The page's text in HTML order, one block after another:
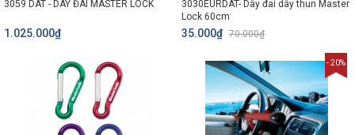
3059 DAT - DÂY ĐAI MASTER LOCK
1.025.000₫
3030EURDAT- Dây đai dây thun Master
Lock 60cm
35.000₫ 70.000₫
- 20%